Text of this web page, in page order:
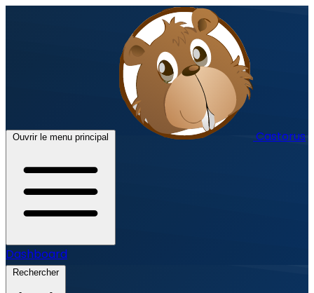
Ouvrir le menu principal Castorus
Dashboard
Rechercher